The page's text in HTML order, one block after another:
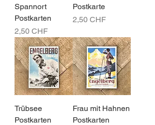
Spannort
Postkarten
Preis
2,50 CHF
Postkarte
Preis
2,50 CHF
Trübsee
Postkarten
Frau mit Hahnen
Postkarten